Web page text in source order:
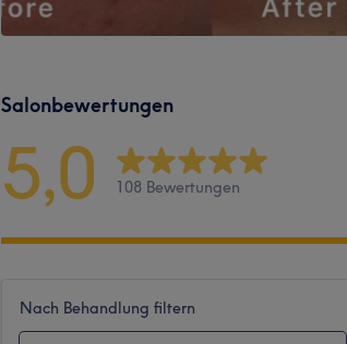
Salonbewertungen
5,0 108 Bewertungen
Nach Behandlung filtern